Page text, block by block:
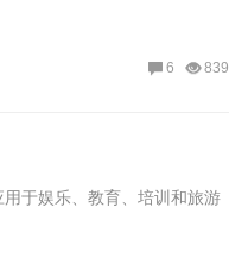
839
6
于娱乐、教育、培训和旅游